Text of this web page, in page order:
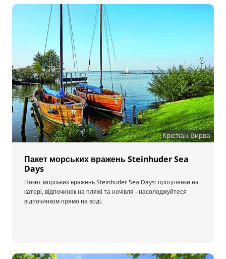
Крістіан Вирва
Пакет морських вражень Steinhuder Sea
Days
Пакет морських вражень Steinhuder Sea Days: прогулянки на
катері, відпочинок на пляжі та ночівля - насолоджуйтеся
відпочинком прямо на воді.